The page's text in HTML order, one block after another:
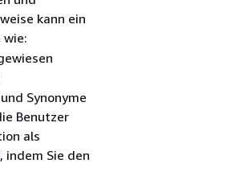
kann ein
wie:
Synonyme
Benutzer
als
indem Sie den